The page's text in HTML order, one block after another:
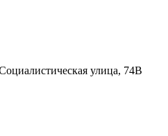
улица, 74В